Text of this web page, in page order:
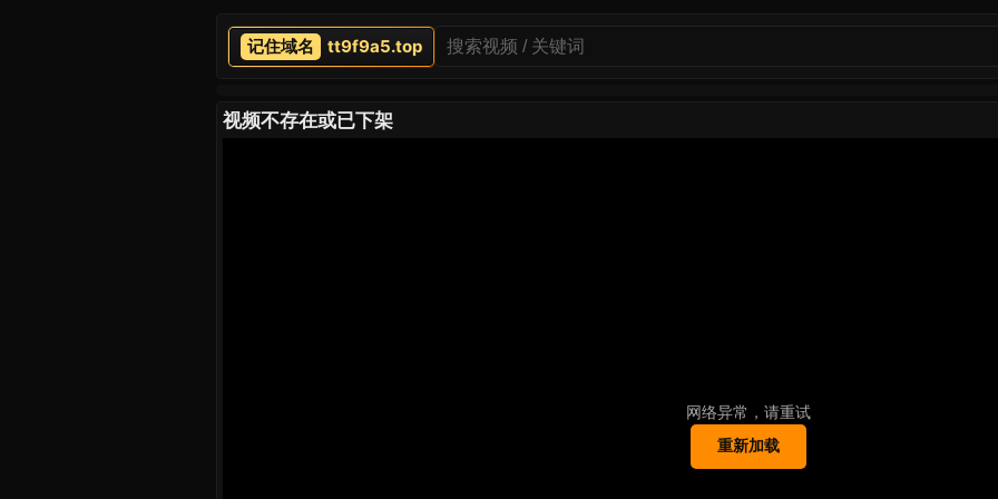
tt9f9a5.top
视频不存在或已下架
网络异常，请重试
重新加载